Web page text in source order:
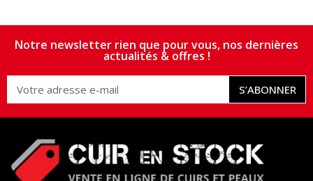
Notre newsletter rien que pour vous, nos dernières
actualités & offres !
S’ABONNER